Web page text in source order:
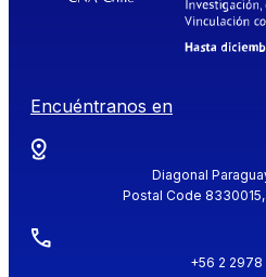
Encuéntranos en
Diagonal
Postal Code
+56 2 2978